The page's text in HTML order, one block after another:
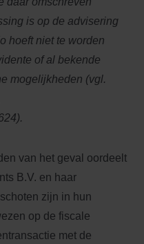
is op de advisering
hoeft niet te worden
of al bekende
mogelijkheden (vgl.
van het geval oordeelt
B.V. en haar
zijn in hun
op de fiscale
met de